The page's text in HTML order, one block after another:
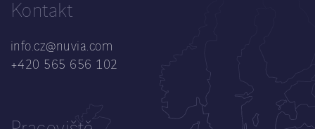
Kontakt
info.cz@nuvia.com
+420 565 656 102